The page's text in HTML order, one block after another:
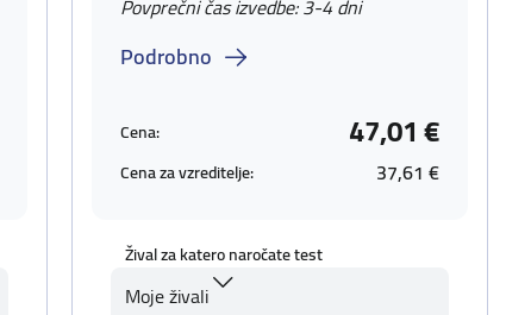
Povprečni čas izvedbe: 3-4 dni
Podrobno
Cena: 47,01 €
Cena za vzreditelje: 37,61 €
Žival za katero naročate test
Moje živali